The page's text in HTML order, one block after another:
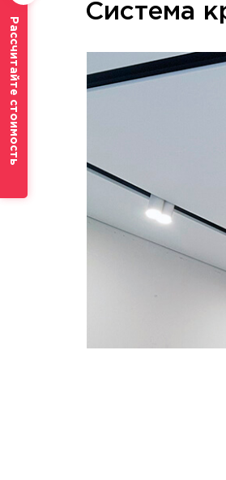
Система
Рассчитайте стоимость